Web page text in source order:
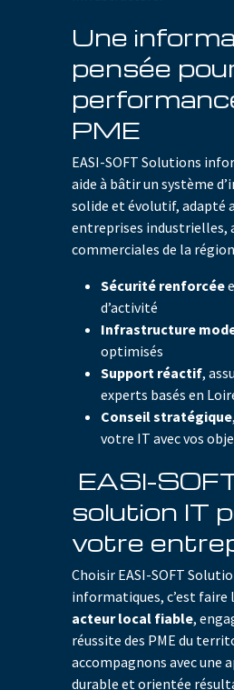
Une
pensée
PME
EASI-SOFT Solutions
aide à bâtir un système
solide et évolutif, adapté
entreprises industrielles,
commerciales de la
Sécurité renforcée
d’activité
Infrastructure
optimisés
Support réactif,
experts basés en
Conseil stratégique
votre IT avec vos
EASI-
solution IT
votre
Choisir EASI-SOFT
informatiques, c’est faire
acteur local fiable,
réussite des PME du
accompagnons avec une
durable et orientée